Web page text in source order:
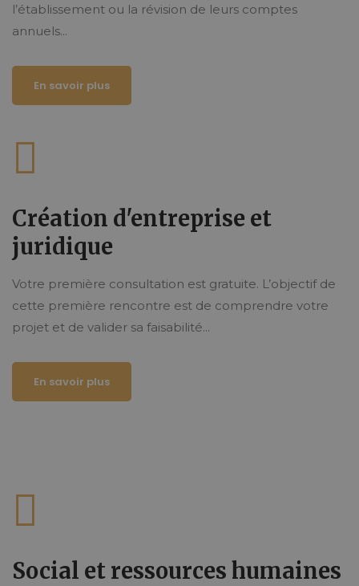
l’établissement ou la révision de leurs comptes
annuels...
En savoir plus
Création d'entreprise et
juridique
Votre première consultation est gratuite. L’objectif de
cette première rencontre est de comprendre votre
projet et de valider sa faisabilité...
En savoir plus
Social et ressources humaines